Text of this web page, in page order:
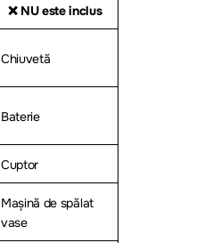
❌ NU este inclus
Chiuvetă
Baterie
Cuptor
Mașină de spălat
vase